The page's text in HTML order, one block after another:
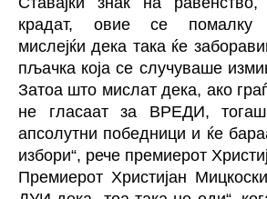
крадат, овие се помалку
мислејќи дека така ќе
пљачка која се случуваше
Затоа што мислат дека, ако
не гласаат за ВРЕДИ,
апсолутни победници и ќе
избори“, рече премиерот
Премиерот Христијан